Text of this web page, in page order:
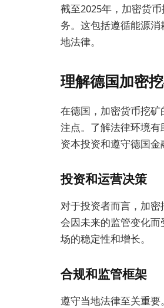
截至2025年，加密货
务。这包括遵循能源
地法律。
理解德国加密
在德国，加密货币挖
注点。了解法律环境有
资本投资和遵守德国金
投资和运营决策
对于投资者而言，加
会因未来的监管变化
场的稳定性和增长。
合规和监管框架
遵守当地法律至关重